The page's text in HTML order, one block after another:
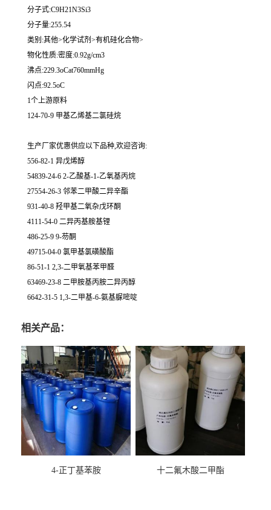
分子式:C9H21N3Si3
分子量:255.54
类别:其他>化学试剂>有机硅化合物>
物化性质:密度:0.92g/cm3
沸点:229.3oCat760mmHg
闪点:92.5oC
1个上游原料
124-70-9 甲基乙烯基二氯硅烷
生产厂家优惠供应以下品种,欢迎咨询:
556-82-1 异戊烯醇
54839-24-6 2-乙酸基-1-乙氧基丙烷
27554-26-3 邻苯二甲酸二异辛酯
931-40-8 羟甲基二氧杂戊环酮
4111-54-0 二异丙基胺基锂
486-25-9 9-芴酮
49715-04-0 氯甲基氯磺酸酯
86-51-1 2,3-二甲氧基苯甲醛
63469-23-8 二甲胺基丙胺二异丙醇
6642-31-5 1,3-二甲基-6-氨基脲嘧啶
相关产品：
4-正丁基苯胺 十二氟木酸二甲酯